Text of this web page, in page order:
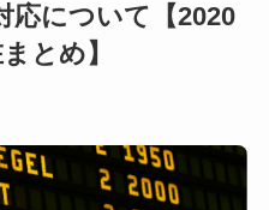
応について【2020
とめ】